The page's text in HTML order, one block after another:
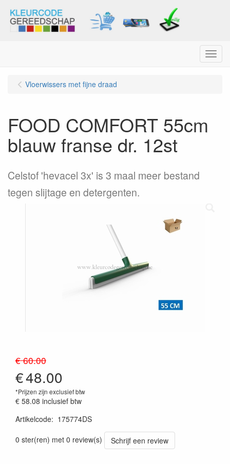
Menu
Vloerwissers met fijne draad
FOOD COMFORT 55cm
blauw franse dr. 12st
Celstof 'hevacel 3x' is 3 maal meer bestand
tegen slijtage en detergenten.
€ 60.00
€48.00
*Prijzen zijn exclusief btw
€ 58.08 inclusief btw
Artikelcode: 175774DS
0 ster(ren) met 0 review(s)
Schrijf een review